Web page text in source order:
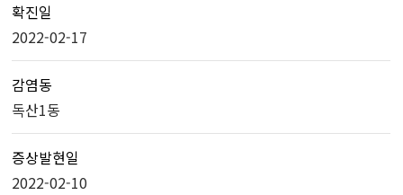
확진일
2022-02-17
감염동
독산1동
증상발현일
2022-02-10